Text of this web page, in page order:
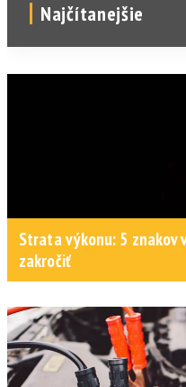
Najčítanejšie
Strata výkonu: 5 znakov
zakročiť